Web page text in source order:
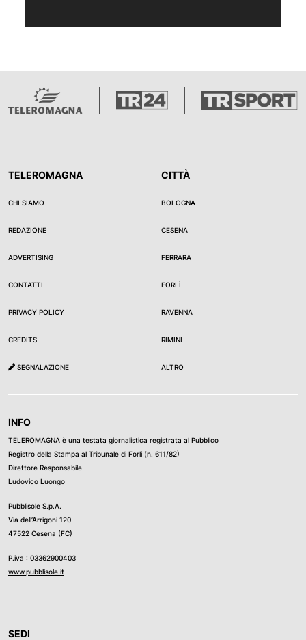
TELEROMAGNA
CHI SIAMO
REDAZIONE
ADVERTISING
CONTATTI
PRIVACY POLICY
CREDITS
SEGNALAZIONE
CITTÀ
BOLOGNA
CESENA
FERRARA
FORLÌ
RAVENNA
RIMINI
ALTRO
INFO
TELEROMAGNA è una testata giornalistica registrata al Pubblico
Registro della Stampa al Tribunale di Forli (n. 611/82)
Direttore Responsabile
Ludovico Luongo
Pubblisole S.p.A.
Via dell’Arrigoni 120
47522 Cesena (FC)
P.iva : 03362900403
www.pubblisole.it
SEDI